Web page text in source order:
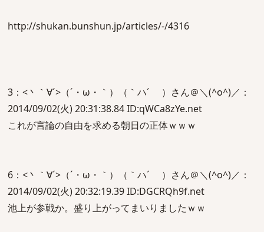
http://shukan.bunshun.jp/articles/-/4316
3：<丶｀∀´>（´・ω・｀）（｀ハ´ ）さん＠＼(^o^)／：
2014/09/02(火) 20:31:38.84 ID:qWCa8zYe.net
これが言論の自由を求める朝日の正体ｗｗｗ
6：<丶｀∀´>（´・ω・｀）（｀ハ´ ）さん＠＼(^o^)／：
2014/09/02(火) 20:32:19.39 ID:DGCRQh9f.net
池上が参戦か。盛り上がってまいりましたｗｗ